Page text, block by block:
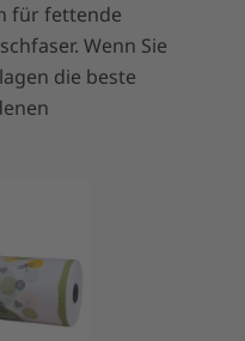
für fettende
Wenn Sie
die beste